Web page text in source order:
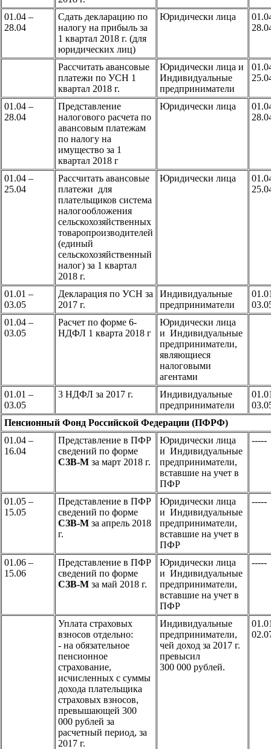
01.04 –
28.04
Сдать декларацию по
налогу на прибыль за
1 квартал 2018 г. (для
юридических лиц)
Юридически лица
Рассчитать авансовые
платежи по УСН 1
квартал 2018 г.
Юридически лица и
Индивидуальные
предприниматели
01.04 –
28.04
Представление
налогового расчета по
авансовым платежам
по налогу на
имущество за 1
квартал 2018 г
Юридически лица
01.04 –
25.04
Рассчитать авансовые
платежи для
плательщиков система
налогообложения
сельскохозяйственных
товаропроизводителей
(единый
сельскохозяйственный
налог) за 1 квартал
2018 г.
Юридически лица
01.01 –
03.05
Декларация по УСН за
2017 г.
Индивидуальные
предприниматели
01.04 –
03.05
Расчет по форме 6-
НДФЛ 1 кварта 2018 г
Юридически лица
и Индивидуальные
предприниматели,
являющиеся
налоговыми
агентами
01.01 –
03.05
3 НДФЛ за 2017 г.
Индивидуальные
предприниматели
Пенсионный Фонд Российской Федерации (ПФРФ)
01.04 –
16.04
Представление в ПФР
сведений по форме
СЗВ-М за март 2018 г.
Юридически лица
и Индивидуальные
предприниматели,
вставшие на учет в
ПФР
-----
01.05 –
15.05
Представление в ПФР
сведений по форме
СЗВ-М за апрель 2018
г.
Юридически лица
и Индивидуальные
предприниматели,
вставшие на учет в
ПФР
-----
01.06 –
15.06
Представление в ПФР
сведений по форме
СЗВ-М за май 2018 г.
Юридически лица
и Индивидуальные
предприниматели,
вставшие на учет в
ПФР
-----
Уплата страховых
взносов отдельно:
- на обязательное
пенсионное
страхование,
исчисленных с суммы
дохода плательщика
страховых взносов,
превышающей 300
000 рублей за
расчетный период, за
2017 г.
Индивидуальные
предприниматели,
чей доход за 2017 г.
превысил
300 000 рублей.